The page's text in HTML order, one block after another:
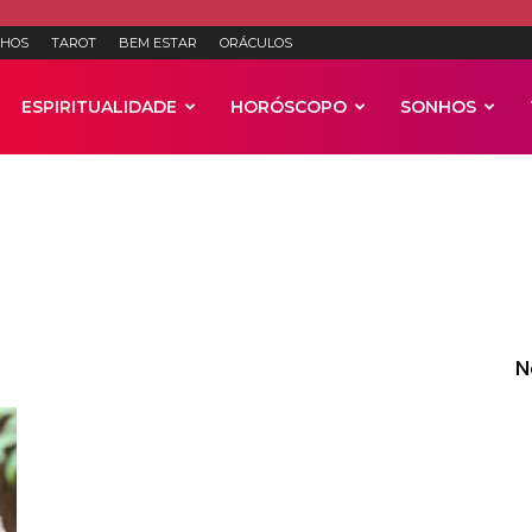
TAROT BEM ESTAR ORÁCULOS
ESPIRITUALIDADE HORÓSCOPO SONHOS